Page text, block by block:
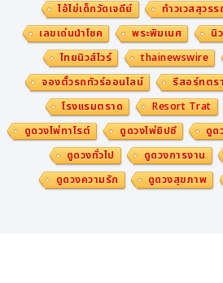
ไอ้ไข่เด็กวัดเจดีย์
ท้าวเวสสุวร
เลขเด่นนำโชค
พระพิฆเนศ นิ
ไทยนิวส์ไวร์
thainewswire
จองตั๋วรถทัวร์ออนไลน์
รีสอร์ทตร
โรงแรมตราด
Resort Trat
ดูดวงไพ่ทาโรต์
ดูดวงไพ่ยิปซี ดูด
ดูดวงทั่วไป
ดูดวงการงาน
ดูดวงความรัก
ดูดวงสุขภาพ